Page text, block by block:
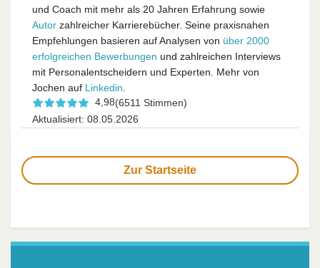
und Coach mit mehr als 20 Jahren Erfahrung sowie
Autor zahlreicher Karrierebücher. Seine praxisnahen
Empfehlungen basieren auf Analysen von über 2000
erfolgreichen Bewerbungen und zahlreichen Interviews
mit Personalentscheidern und Experten. Mehr von
Jochen auf Linkedin
4,98(6511 Stimmen)
Aktualisiert: 08.05.2026
Zur Startseite